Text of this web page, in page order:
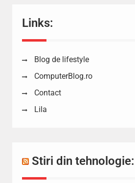
Links:
Blog de lifestyle
ComputerBlog.ro
Contact
Lila
Stiri din tehnologie: